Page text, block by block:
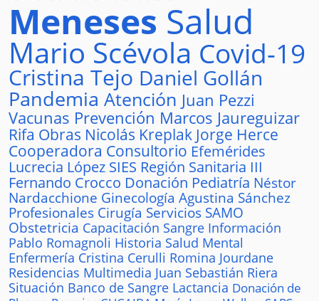
Meneses Salud
Mario Scévola Covid-19
Cristina Tejo Daniel Gollán
Pandemia Atención Juan Pezzi
Vacunas Prevención Marcos Jaureguizar
Rifa Obras Nicolás Kreplak Jorge Herce
Cooperadora Consultorio Efemérides
Lucrecia López SIES Región Sanitaria III
Fernando Crocco Donación Pediatría Néstor
Nardacchione Ginecología Agustina Sánchez
Profesionales Cirugía Servicios SAMO
Obstetricia Capacitación Sangre Información
Pablo Romagnoli Historia Salud Mental
Enfermería Cristina Cerulli Romina Jourdane
Residencias Multimedia Juan Sebastián Riera
Situación Banco de Sangre Lactancia Donación de